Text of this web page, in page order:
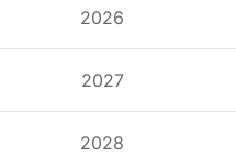
2026
2027
2028